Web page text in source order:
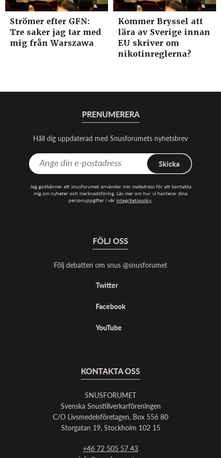
Strömer efter GFN:
Tre saker jag tar med
mig från Warszawa
Kommer Bryssel att
lära av Sverige innan
EU skriver om
nikotinreglerna?
PRENUMERERA
Håll dig uppdaterad med Snusforumets nyhetsbrev
Skicka
Jag godkänner att snusforumet använder min mailadress för att kontakta
mig om nyheter och marknadsföring. Läs mer om hur vi hanterar dina
personuppgifter i vår integritetspolicy.
FÖLJ OSS
Följ debatten om snus @snusforumet
Twitter
Facebook
YouTube
KONTAKTA OSS
SNUSFORUMET
Svenska Snustillverkarföreningen
C/O Livsmedelsföretagen, Box 556 80
Storgatan 19, Stockholm 102 15
+46 72 505 57 43